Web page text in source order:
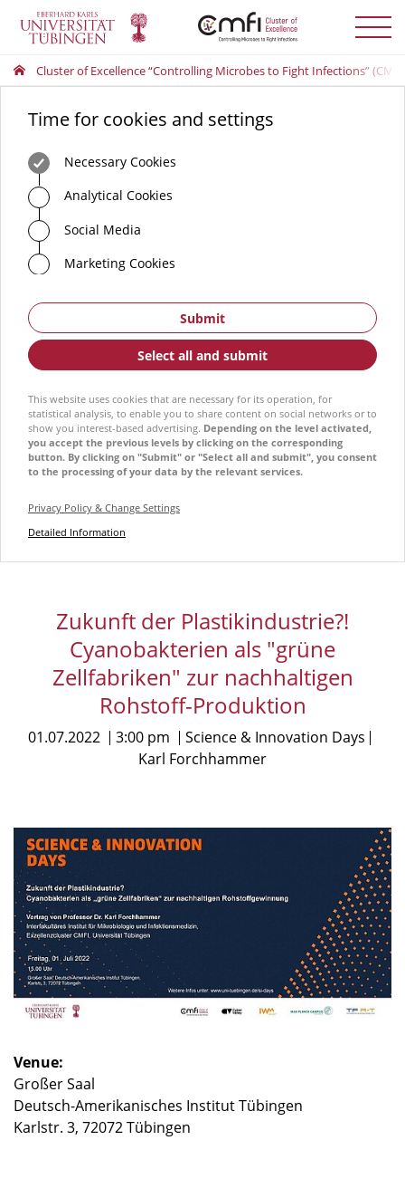
Toggle
menu
Cluster of Excellence “Controlling Microbes to Fight Infections”
Time for cookies and settings
Necessary Cookies
Analytical Cookies
Social Media
Marketing Cookies
Submit
Select all and submit
This website uses cookies that are necessary for its operation, for
statistical analysis, to enable you to share content on social networks or to
show you interest-based advertising. Depending on the level activated,
you accept the previous levels by clicking on the corresponding
button. By clicking on "Submit" or "Select all and submit", you consent
to the processing of your data by the relevant services.
Privacy Policy & Change Settings
Detailed Information
Zukunft der Plastikindustrie?!
Cyanobakterien als "grüne
Zellfabriken" zur nachhaltigen
Rohstoff-Produktion
01.07.2022 3:00 pm
Science & Innovation Days
Karl Forchhammer
Venue:
Großer Saal
Deutsch-Amerikanisches Institut Tübingen
Karlstr. 3, 72072 Tübingen